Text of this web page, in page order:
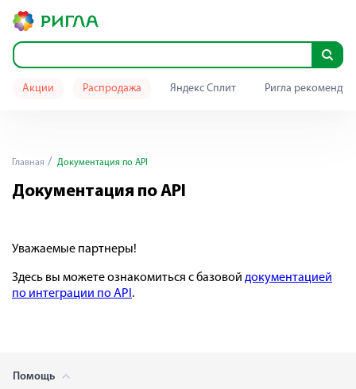
Акции Распродажа Яндекс Сплит Ригла
Главная Документация по API
Документация по API
Уважаемые партнеры!
Здесь вы можете ознакомиться с базовой документацией
по интеграции по API .
Помощь